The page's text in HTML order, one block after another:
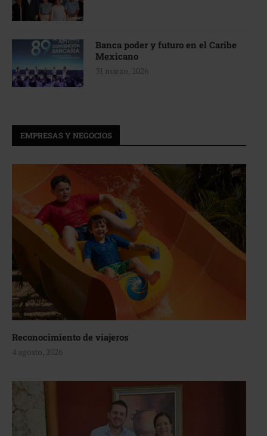
Banca poder y futuro en el Caribe
Mexicano
31 marzo, 2026
EMPRESAS Y NEGOCIOS
Reconocimiento de viajeros
4 agosto, 2026